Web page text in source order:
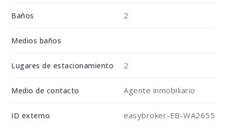
Baños 2
Medios baños
Lugares de estacionamiento 2
Medio de contacto Agente inmobiliario
ID externo easybroker-EB-WA2655